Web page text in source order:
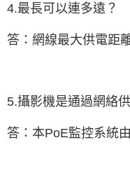
4.最長可以連多遠？
答：網線最大供電距
5.攝影機是通過網絡
答：本PoE監控系統